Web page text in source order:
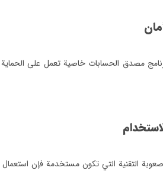
مصدق الحسابات خاصية تعمل على الحماية
التقنية التي تكون مستخدمة فإن